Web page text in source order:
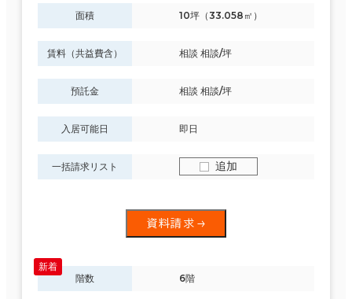
面積 10坪（33.058㎡）
賃料（共益費含） 相談 相談/坪
預託金 相談 相談/坪
入居可能日 即日
一括請求リスト 追加
資料請求
階数 6階